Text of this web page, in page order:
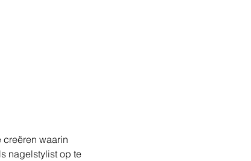
creëren waarin
nagelstylist op te